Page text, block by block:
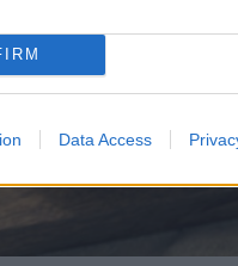
Data Access